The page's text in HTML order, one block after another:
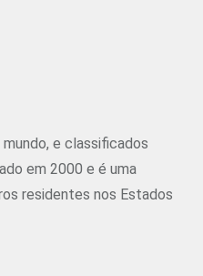
e classificados
em 2000 e é uma
residentes nos Estados